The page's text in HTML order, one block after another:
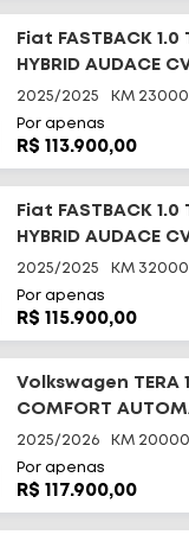
Fiat FASTBACK 1.0
HYBRID AUDACE
2025/2025 KM 23000
Por apenas
R$ 113.900,00
Fiat FASTBACK 1.0
HYBRID AUDACE
2025/2025 KM 32000
Por apenas
R$ 115.900,00
Volkswagen TERA
COMFORT
2025/2026 KM 20000
Por apenas
R$ 117.900,00